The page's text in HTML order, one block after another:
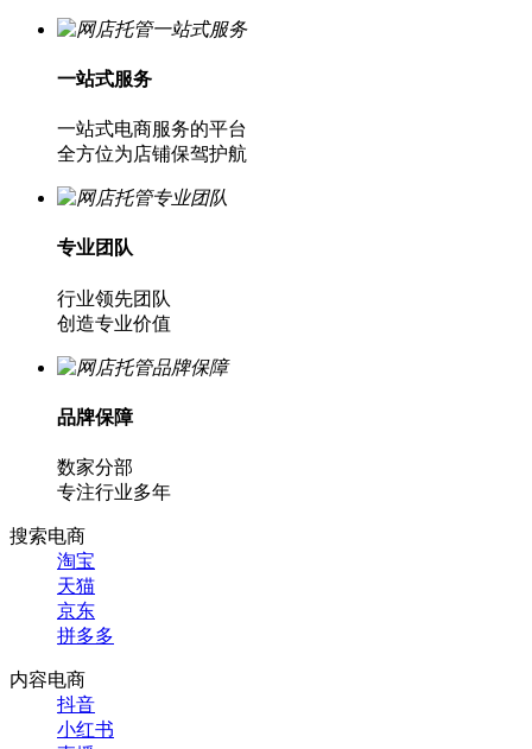
一站式服务
一站式电商服务的平台
全方位为店铺保驾护航
专业团队
行业领先团队
创造专业价值
品牌保障
数家分部
专注行业多年
搜索电商
淘宝
天猫
京东
拼多多
内容电商
抖音
小红书